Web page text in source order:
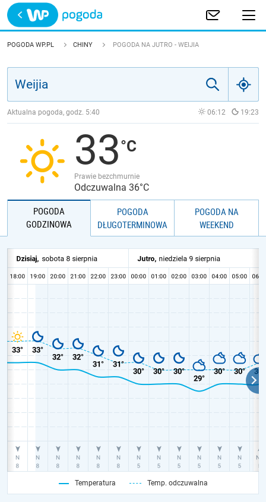
Trwa ładowanie
POLSKA
JAKOŚĆ POWIETRZA
POGODA WP.PL CHINY POGODA NA JUTRO - WEIJIA
Aktualna pogoda, godz. 5:40 06:12 19:23
33
Prawie bezchmurnie
Odczuwalna 36°C
POGODA
GODZINOWA
POGODA
DŁUGOTERMINOWA
POGODA NA
WEEKEND
Temperatura Temp. odczuwalna